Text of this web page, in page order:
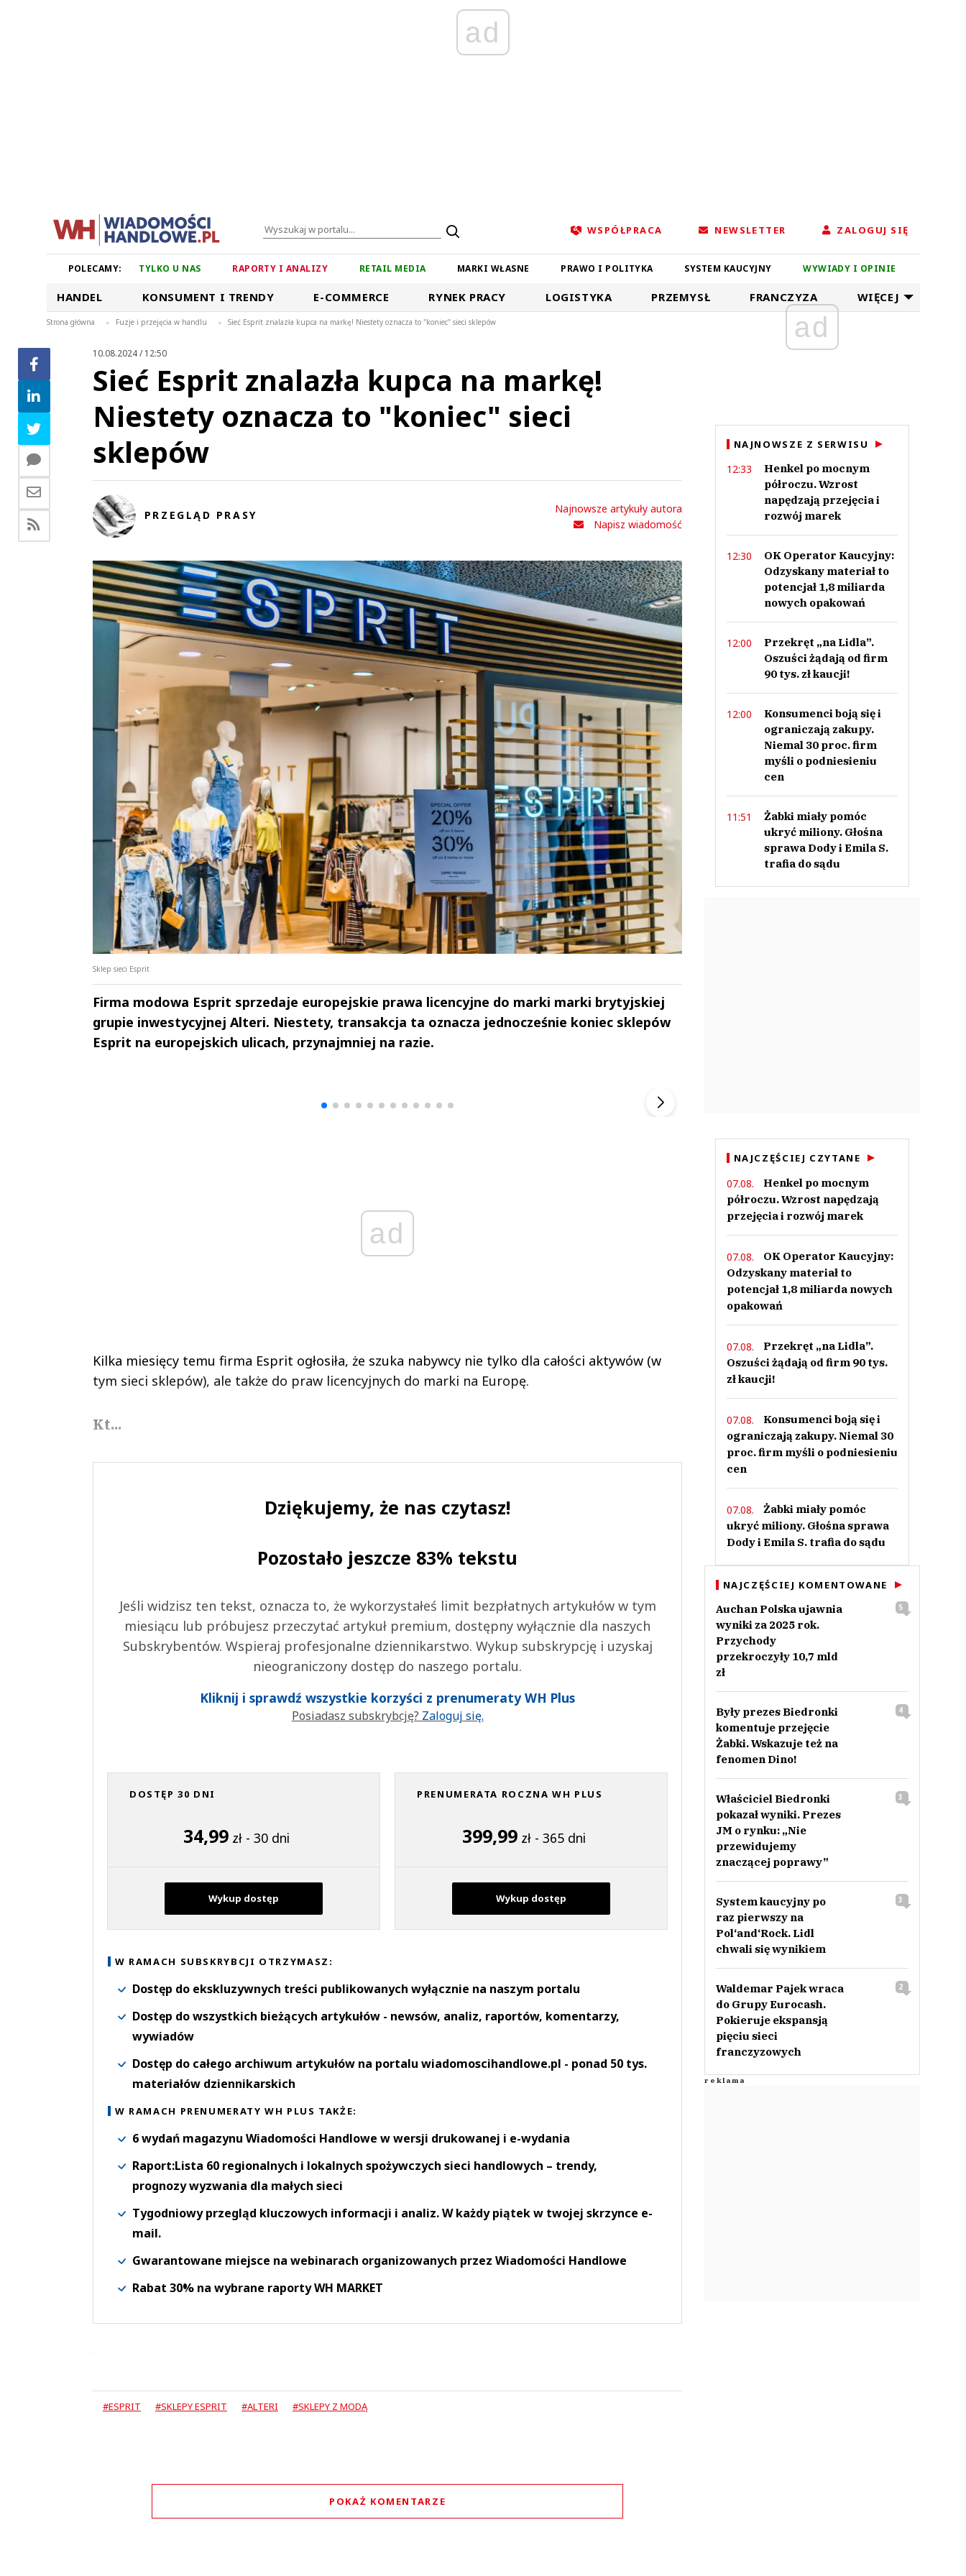
ad
WSPÓŁPRACA NEWSLETTER ZALOGUJ SIĘ
POLECAMY: TYLKO U NAS RAPORTY I ANALIZY RETAIL MEDIA MARKI WŁASNE PRAWO I POLITYKA SYSTEM KAUCYJNY WYWIADY I OPINIE
HANDEL KONSUMENT I TRENDY E-COMMERCE RYNEK PRACY LOGISTYKA PRZEMYSŁ FRANCZYZA WIĘCEJ
Strona główna > Fuzje i przejęcia w handlu > Sieć Esprit znalazła kupca na markę! Niestety oznacza to "koniec" sieci sklepów
10.08.2024 / 12:50
Sieć Esprit znalazła kupca na markę!
Niestety oznacza to "koniec" sieci
sklepów
PRZEGLĄD PRASY
Najnowsze artykuły autora
Napisz wiadomość
Sklep sieci Esprit
Firma modowa Esprit sprzedaje europejskie prawa licencyjne do marki marki brytyjskiej
grupie inwestycyjnej Alteri. Niestety, transakcja ta oznacza jednocześnie koniec sklepów
Esprit na europejskich ulicach, przynajmniej na razie.
ad
Kilka miesięcy temu firma Esprit ogłosiła, że szuka nabywcy nie tylko dla całości aktywów (w
tym sieci sklepów), ale także do praw licencyjnych do marki na Europę.
Kt...
Dziękujemy, że nas czytasz!
Pozostało jeszcze 83% tekstu
Jeśli widzisz ten tekst, oznacza to, że wykorzystałeś limit bezpłatnych artykułów w tym
miesiącu lub próbujesz przeczytać artykuł premium, dostępny wyłącznie dla naszych
Subskrybentów. Wspieraj profesjonalne dziennikarstwo. Wykup subskrypcję i uzyskaj
nieograniczony dostęp do naszego portalu.
Kliknij i sprawdź wszystkie korzyści z prenumeraty WH Plus
Posiadasz subskrybcję? Zaloguj się.
DOSTĘP 30 DNI
34,99 zł - 30 dni
Wykup dostęp
PRENUMERATA ROCZNA WH PLUS
399,99 zł - 365 dni
Wykup dostęp
W RAMACH SUBSKRYBCJI OTRZYMASZ:
Dostęp do ekskluzywnych treści publikowanych wyłącznie na naszym portalu
Dostęp do wszystkich bieżących artykułów - newsów, analiz, raportów, komentarzy,
wywiadów
Dostęp do całego archiwum artykułów na portalu wiadomoscihandlowe.pl - ponad 50 tys.
materiałów dziennikarskich
W RAMACH PRENUMERATY WH PLUS TAKŻE:
6 wydań magazynu Wiadomości Handlowe w wersji drukowanej i e-wydania
Raport:Lista 60 regionalnych i lokalnych spożywczych sieci handlowych – trendy,
prognozy wyzwania dla małych sieci
Tygodniowy przegląd kluczowych informacji i analiz. W każdy piątek w twojej skrzynce e-
mail.
Gwarantowane miejsce na webinarach organizowanych przez Wiadomości Handlowe
Rabat 30% na wybrane raporty WH MARKET
#ESPRIT #SKLEPY ESPRIT #ALTERI #SKLEPY Z MODĄ
POKAŻ KOMENTARZE
ad
NAJNOWSZE Z SERWISU
12:33
Henkel po mocnym
półroczu. Wzrost
napędzają przejęcia i
rozwój marek
12:30
OK Operator Kaucyjny:
Odzyskany materiał to
potencjał 1,8 miliarda
nowych opakowań
12:00
Przekręt „na Lidla”.
Oszuści żądają od firm
90 tys. zł kaucji!
12:00
Konsumenci boją się i
ograniczają zakupy.
Niemal 30 proc. firm
myśli o podniesieniu
cen
11:51
Żabki miały pomóc
ukryć miliony. Głośna
sprawa Dody i Emila S.
trafia do sądu
NAJCZĘŚCIEJ CZYTANE
07.08.
Henkel po mocnym
półroczu. Wzrost napędzają
przejęcia i rozwój marek
07.08.
OK Operator Kaucyjny:
Odzyskany materiał to
potencjał 1,8 miliarda nowych
opakowań
07.08.
Przekręt „na Lidla”.
Oszuści żądają od firm 90 tys.
zł kaucji!
07.08.
Konsumenci boją się i
ograniczają zakupy. Niemal 30
proc. firm myśli o podniesieniu
cen
07.08.
Żabki miały pomóc
ukryć miliony. Głośna sprawa
Dody i Emila S. trafia do sądu
NAJCZĘŚCIEJ KOMENTOWANE
Auchan Polska ujawnia
wyniki za 2025 rok.
Przychody
przekroczyły 10,7 mld
zł
5
Były prezes Biedronki
komentuje przejęcie
Żabki. Wskazuje też na
fenomen Dino!
4
Właściciel Biedronki
pokazał wyniki. Prezes
JM o rynku: „Nie
przewidujemy
znaczącej poprawy”
3
System kaucyjny po
raz pierwszy na
Pol‘and‘Rock. Lidl
chwali się wynikiem
3
Waldemar Pajek wraca
do Grupy Eurocash.
Pokieruje ekspansją
pięciu sieci
franczyzowych
2